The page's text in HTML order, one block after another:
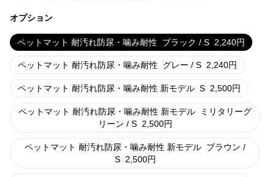
オプション
ペットマット 耐汚れ防尿・噛み耐性 ブラック / S 2,240円
ペットマット 耐汚れ防尿・噛み耐性 グレー / S 2,240円
ペットマット 耐汚れ防尿・噛み耐性 新モデル S 2,500円
ペットマット 耐汚れ防尿・噛み耐性 新モデル
ミリタリーグ
リーン / S 2,500円
ペットマット 耐汚れ防尿・噛み耐性 新モデル ブラウン /
S 2,500円